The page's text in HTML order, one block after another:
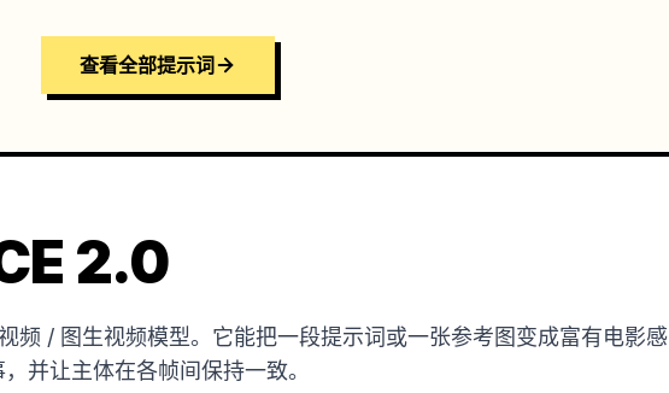
查看全部提示词
2.0
频 / 图生视频模型。它能把一段提示词或一张参考图变成富有电影感
并让主体在各帧间保持一致。